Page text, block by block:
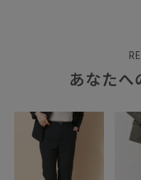
あなたへ